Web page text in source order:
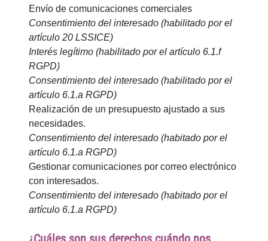
Envío de comunicaciones comerciales
Consentimiento del interesado (habilitado por el
artículo 20 LSSICE)
Interés legítimo (habilitado por el artículo 6.1.f
RGPD)
Consentimiento del interesado (habilitado por el
artículo 6.1.a RGPD)
Realización de un presupuesto ajustado a sus
necesidades.
Consentimiento del interesado (habitado por el
artículo 6.1.a RGPD)
Gestionar comunicaciones por correo electrónico
con interesados.
Consentimiento del interesado (habitado por el
artículo 6.1.a RGPD)